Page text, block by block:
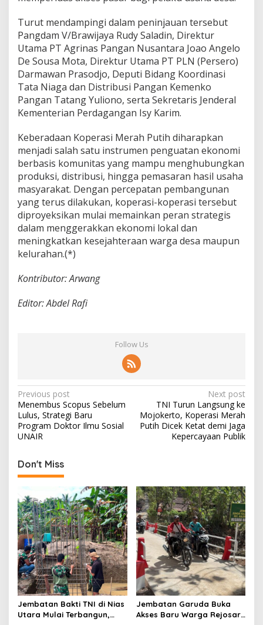
Turut mendampingi dalam peninjauan tersebut
Pangdam V/Brawijaya Rudy Saladin, Direktur
Utama PT Agrinas Pangan Nusantara Joao Angelo
De Sousa Mota, Direktur Utama PT PLN (Persero)
Darmawan Prasodjo, Deputi Bidang Koordinasi
Tata Niaga dan Distribusi Pangan Kemenko
Pangan Tatang Yuliono, serta Sekretaris Jenderal
Kementerian Perdagangan Isy Karim.
Keberadaan Koperasi Merah Putih diharapkan
menjadi salah satu instrumen penguatan ekonomi
berbasis komunitas yang mampu menghubungkan
produksi, distribusi, hingga pemasaran hasil usaha
masyarakat. Dengan percepatan pembangunan
yang terus dilakukan, koperasi-koperasi tersebut
diproyeksikan mulai memainkan peran strategis
dalam menggerakkan ekonomi lokal dan
meningkatkan kesejahteraan warga desa maupun
kelurahan.(*)
Kontributor: Arwang
Editor: Abdel Rafi
Follow Us
P
o
s
t
n
a
v
i
g
a
t
i
o
n
Previous post
Menembus Scopus Sebelum
Lulus, Strategi Baru
Program Doktor Ilmu Sosial
UNAIR
Next post
TNI Turun Langsung ke
Mojokerto, Koperasi Merah
Putih Dicek Ketat demi Jaga
Kepercayaan Publik
Don't Miss
Jembatan Bakti TNI di Nias
Utara Mulai Terbangun,
Jembatan Garuda Buka
Akses Baru Warga Rejosari,